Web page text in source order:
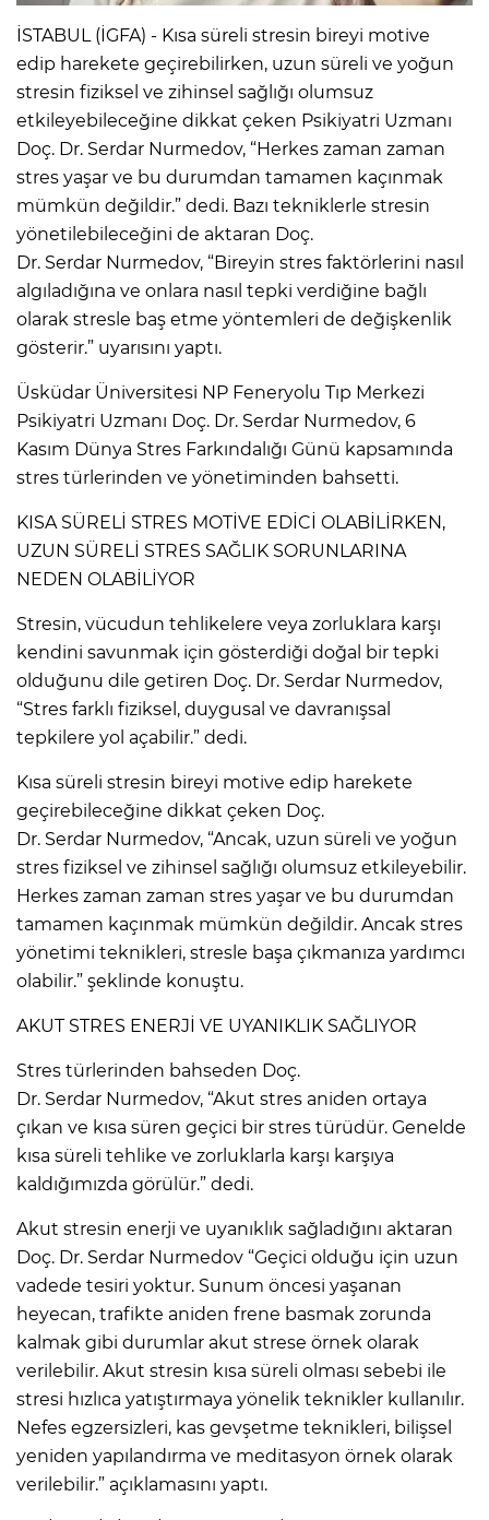
İSTABUL (İGFA) - Kısa süreli stresin bireyi motive
edip harekete geçirebilirken, uzun süreli ve yoğun
stresin fiziksel ve zihinsel sağlığı olumsuz
etkileyebileceğine dikkat çeken Psikiyatri Uzmanı
Doç. Dr. Serdar Nurmedov, “Herkes zaman zaman
stres yaşar ve bu durumdan tamamen kaçınmak
mümkün değildir.” dedi. Bazı tekniklerle stresin
yönetilebileceğini de aktaran Doç.
Dr. Serdar Nurmedov, “Bireyin stres faktörlerini nasıl
algıladığına ve onlara nasıl tepki verdiğine bağlı
olarak stresle baş etme yöntemleri de değişkenlik
gösterir.” uyarısını yaptı.
Üsküdar Üniversitesi NP Feneryolu Tıp Merkezi
Psikiyatri Uzmanı Doç. Dr. Serdar Nurmedov, 6
Kasım Dünya Stres Farkındalığı Günü kapsamında
stres türlerinden ve yönetiminden bahsetti.
KISA SÜRELİ STRES MOTİVE EDİCİ OLABİLİRKEN,
UZUN SÜRELİ STRES SAĞLIK SORUNLARINA
NEDEN OLABİLİYOR
Stresin, vücudun tehlikelere veya zorluklara karşı
kendini savunmak için gösterdiği doğal bir tepki
olduğunu dile getiren Doç. Dr. Serdar Nurmedov,
“Stres farklı fiziksel, duygusal ve davranışsal
tepkilere yol açabilir.” dedi.
Kısa süreli stresin bireyi motive edip harekete
geçirebileceğine dikkat çeken Doç.
Dr. Serdar Nurmedov, “Ancak, uzun süreli ve yoğun
stres fiziksel ve zihinsel sağlığı olumsuz etkileyebilir.
Herkes zaman zaman stres yaşar ve bu durumdan
tamamen kaçınmak mümkün değildir. Ancak stres
yönetimi teknikleri, stresle başa çıkmanıza yardımcı
olabilir.” şeklinde konuştu.
AKUT STRES ENERJİ VE UYANIKLIK SAĞLIYOR
Stres türlerinden bahseden Doç.
Dr. Serdar Nurmedov, “Akut stres aniden ortaya
çıkan ve kısa süren geçici bir stres türüdür. Genelde
kısa süreli tehlike ve zorluklarla karşı karşıya
kaldığımızda görülür.” dedi.
Akut stresin enerji ve uyanıklık sağladığını aktaran
Doç. Dr. Serdar Nurmedov “Geçici olduğu için uzun
vadede tesiri yoktur. Sunum öncesi yaşanan
heyecan, trafikte aniden frene basmak zorunda
kalmak gibi durumlar akut strese örnek olarak
verilebilir. Akut stresin kısa süreli olması sebebi ile
stresi hızlıca yatıştırmaya yönelik teknikler kullanılır.
Nefes egzersizleri, kas gevşetme teknikleri, bilişsel
yeniden yapılandırma ve meditasyon örnek olarak
verilebilir.” açıklamasını yaptı.